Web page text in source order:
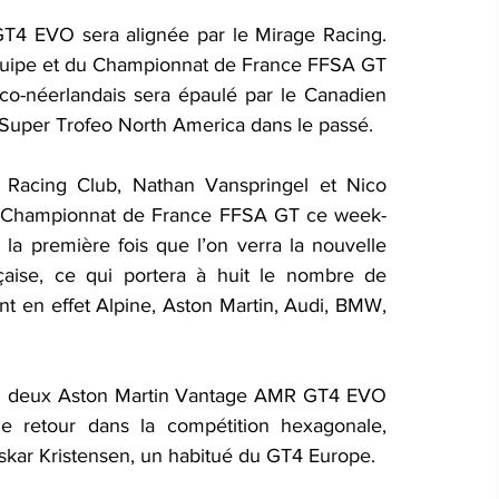
EVO sera alignée par le Mirage Racing.
et du Championnat de France FFSA GT
néerlandais sera épaulé par le Canadien
Trofeo North America dans le passé.
Club, Nathan Vanspringel et Nico
de France FFSA GT ce week-
première fois que l’on verra la nouvelle
ce qui portera à huit le nombre de
en effet Alpine, Aston Martin, Audi, BMW,
Aston Martin Vantage AMR GT4 EVO
retour dans la compétition hexagonale,
Kristensen, un habitué du GT4 Europe.